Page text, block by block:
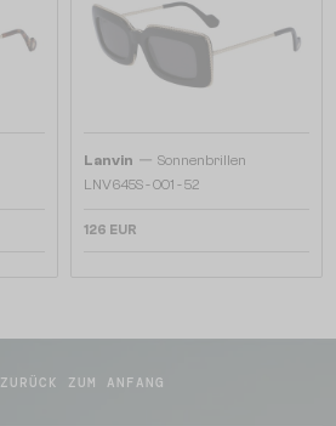
Lanvin — Sonnenbrillen
LNV645S - 001 - 52
126 EUR
ZURÜCK ZUM ANFANG